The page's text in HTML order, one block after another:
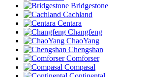
Bridgestone
Cachland
Centara
Changfeng
ChaoYang
Chengshan
Comforser
Compasal